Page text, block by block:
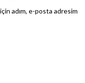
adım, e-posta adresim